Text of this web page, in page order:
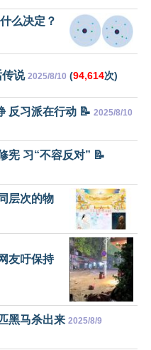
么决定？
传说 2025/8/10 (94,614次)
反习派在行动 📝 2025/8/10
宪 习“不容反对” 📝
层次的物
友吁保持
黑马杀出来 2025/8/9